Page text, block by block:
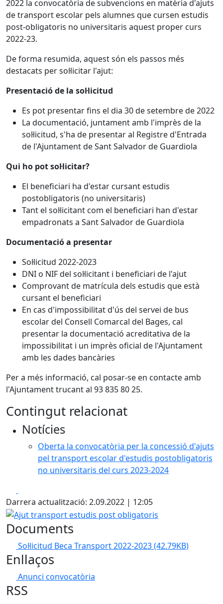
2022 la convocatòria de subvencions en matèria d'ajuts
de transport escolar pels alumnes que cursen estudis
post-obligatoris no universitaris aquest proper curs
2022-23.
De forma resumida, aquest són els passos més
destacats per sol·licitar l'ajut:
Presentació de la sol·licitud
Es pot presentar fins el dia 30 de setembre de 2022
La documentació, juntament amb l'imprès de la
sol·licitud, s'ha de presentar al Registre d'Entrada
de l'Ajuntament de Sant Salvador de Guardiola
Qui ho pot sol·licitar?
El beneficiari ha d'estar cursant estudis
postobligatoris (no universitaris)
Tant el sol·licitant com el beneficiari han d'estar
empadronats a Sant Salvador de Guardiola
Documentació a presentar
Sol·licitud 2022-2023
DNI o NIF del sol·licitant i beneficiari de l'ajut
Comprovant de matrícula dels estudis que està
cursant el beneficiari
En cas d'impossibilitat d'ús del servei de bus
escolar del Consell Comarcal del Bages, cal
presentar la documentació acreditativa de la
impossibilitat i un imprès oficial de l'Ajuntament
amb les dades bancàries
Per a més informació, cal posar-se en contacte amb
l'Ajuntament trucant al 93 835 80 25.
Contingut relacionat
Notícies
Oberta la convocatòria per la concessió d'ajuts
pel transport escolar d'estudis postobligatoris
no universitaris del curs 2023-2024
Darrera actualització: 2.09.2022 | 12:05
Ajut transport estudis post obligatoris
Documents
Sol·licitud Beca Transport 2022-2023(42.79KB)
Enllaços
Anunci convocatòria
RSS